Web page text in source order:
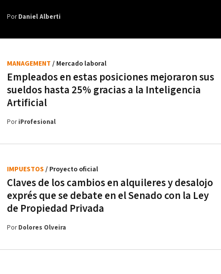
PorDaniel Alberti
Empleados en estas posiciones mejoraron sus
sueldos hasta 25% gracias a la Inteligencia
Artificial
MANAGEMENT / Mercado laboral
PoriProfesional
Claves de los cambios en alquileres y desalojo
exprés que se debate en el Senado con la Ley
de Propiedad Privada
IMPUESTOS / Proyecto oficial
PorDolores Olveira